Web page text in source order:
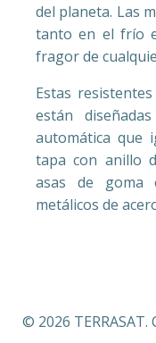
del planeta. Las
tanto en el frío
fragor de
Estas
están
automática que
tapa con anillo
asas de goma
metálicos de
© 2026